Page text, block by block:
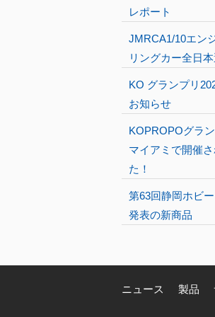
レポート
JMRCA1/10エン
リングカー全日
KO グランプリ
お知らせ
KOPROPOグラ
マイアミで開催
た！
第63回静岡ホビ
発表の新商品
ニュース 製品